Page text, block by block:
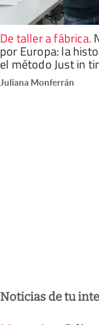
De taller a fábrica.
por Europa: la
el método Just in
Juliana Monferrán
Noticias de tu